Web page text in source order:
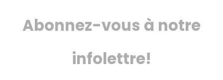
Abonnez-vous à notre
infolettre!